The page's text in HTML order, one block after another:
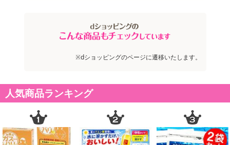
※dショッピングのページに遷移いたします。
人気商品ランキング